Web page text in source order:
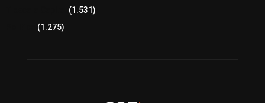
(1.531)
(1.275)